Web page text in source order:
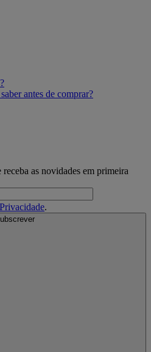
antes de comprar?
as novidades em primeira
.